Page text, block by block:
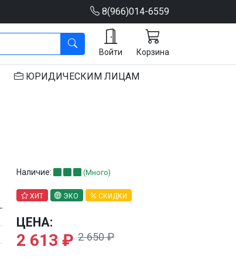
8(966)014-6559
Войти Корзина
ЮРИДИЧЕСКИМ ЛИЦАМ
Наличие: (Много)
ХИТ ЭКО СКИДКИ
ЦЕНА:
2 613 ₽ 2 650 ₽